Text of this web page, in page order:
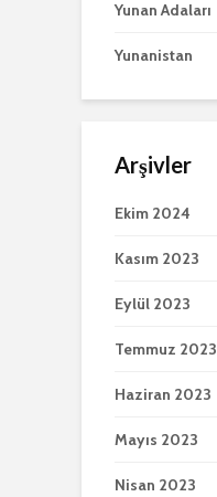
Yunan Adaları
Yunanistan
Arşivler
Ekim 2024
Kasım 2023
Eylül 2023
Temmuz 2023
Haziran 2023
Mayıs 2023
Nisan 2023